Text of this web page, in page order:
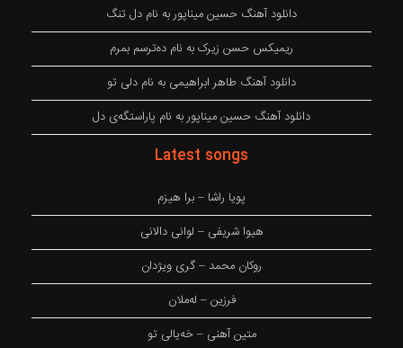
دانلود آهنگ حسین میناپور به نام دل تنگ
ریمیکس حسن زیرک به نام دەترسم بمرم
دانلود آهنگ طاهر ابراهیمی به نام دلی تو
دانلود آهنگ حسین میناپور به نام پاراستگەی دل
Latest songs
پویا راشا – برا هیزم
هیوا شریفی – لوانی دالانی
روکان محمد – گری ویژدان
فرزین – لەملان
متین آهنی – خەیالی تو